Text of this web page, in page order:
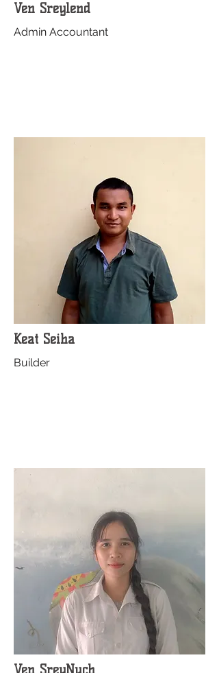
Ven Sreylend
Admin Accountant
Keat Seiha
Builder